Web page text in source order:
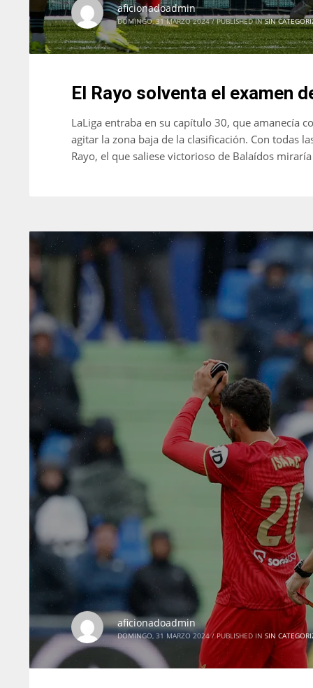
aficionadoadmin
DOMINGO, 31 MARZO 2024 / PUBLISHED IN SIN
El Rayo solventa el examen
LaLiga entraba en su capítulo 30, que amanecía
agitar la zona baja de la clasificación. Con todas
Rayo, el que saliese victorioso de Balaídos
aficionadoadmin
DOMINGO, 31 MARZO 2024 / PUBLISHED IN SIN